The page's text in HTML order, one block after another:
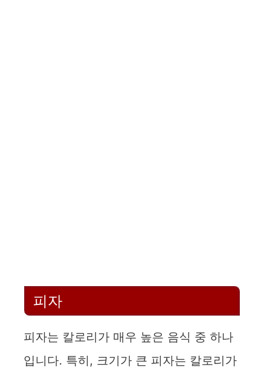
피자
피자는 칼로리가 매우 높은 음식 중 하나
입니다. 특히, 크기가 큰 피자는 칼로리가